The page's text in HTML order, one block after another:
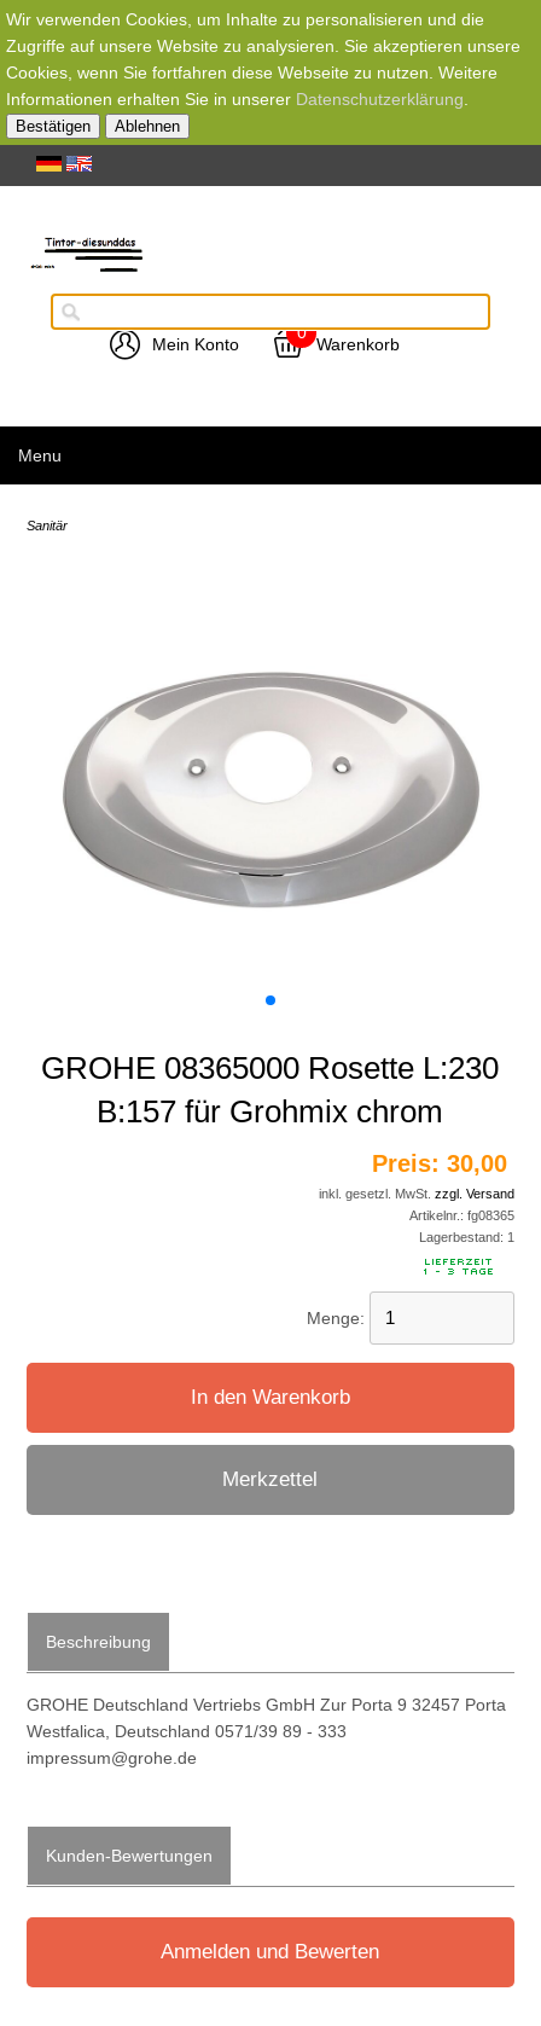
Wir verwenden Cookies, um Inhalte zu personalisieren und die
Zugriffe auf unsere Website zu analysieren. Sie akzeptieren unsere
Cookies, wenn Sie fortfahren diese Webseite zu nutzen. Weitere
Informationen erhalten Sie in unserer Datenschutzerklärung
Bestätigen Ablehnen
Mein Konto
0
Warenkorb
Menu
Sanitär
GROHE 08365000 Rosette L:230
B:157 für Grohmix chrom
Preis: 30,00 
inkl. gesetzl. MwSt. zzgl. Versand
Artikelnr.: fg08365
Lagerbestand: 1
Menge:
In den Warenkorb
Merkzettel
Beschreibung
GROHE Deutschland Vertriebs GmbH Zur Porta 9 32457 Porta
Westfalica, Deutschland 0571/39 89 - 333
impressum@grohe.de
Kunden-Bewertungen
Anmelden und Bewerten